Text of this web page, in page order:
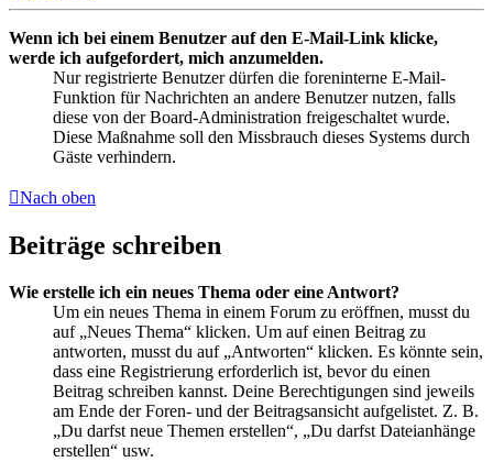
Wenn ich bei einem Benutzer auf den E-Mail-Link klicke,
werde ich aufgefordert, mich anzumelden.
Nur registrierte Benutzer dürfen die foreninterne E-Mail-
Funktion für Nachrichten an andere Benutzer nutzen, falls
diese von der Board-Administration freigeschaltet wurde.
Diese Maßnahme soll den Missbrauch dieses Systems durch
Gäste verhindern.
Nach oben
Beiträge schreiben
Wie erstelle ich ein neues Thema oder eine Antwort?
Um ein neues Thema in einem Forum zu eröffnen, musst du
auf „Neues Thema“ klicken. Um auf einen Beitrag zu
antworten, musst du auf „Antworten“ klicken. Es könnte sein,
dass eine Registrierung erforderlich ist, bevor du einen
Beitrag schreiben kannst. Deine Berechtigungen sind jeweils
am Ende der Foren- und der Beitragsansicht aufgelistet. Z. B.
„Du darfst neue Themen erstellen“, „Du darfst Dateianhänge
erstellen“ usw.